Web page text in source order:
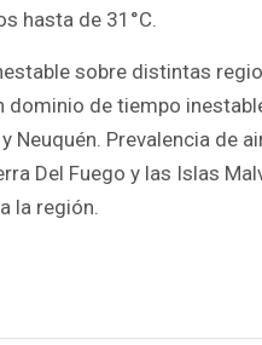
hasta de 31°C.
sobre distintas
dominio de tiempo
Neuquén. Prevalencia de
Del Fuego y las Islas
la región.